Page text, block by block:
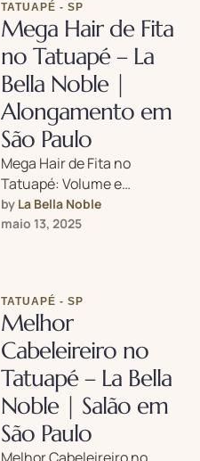
TATUAPÉ - SP
Mega Hair de Fita
no Tatuapé – La
Bella Noble |
Alongamento em
São Paulo
Mega Hair de Fita no
Tatuapé: Volume e
Comprimento com
Naturalidade no La Bella
by La Bella Noble
maio 13, 2025
TATUAPÉ - SP
Melhor
Cabeleireiro no
Tatuapé – La Bella
Noble | Salão em
São Paulo